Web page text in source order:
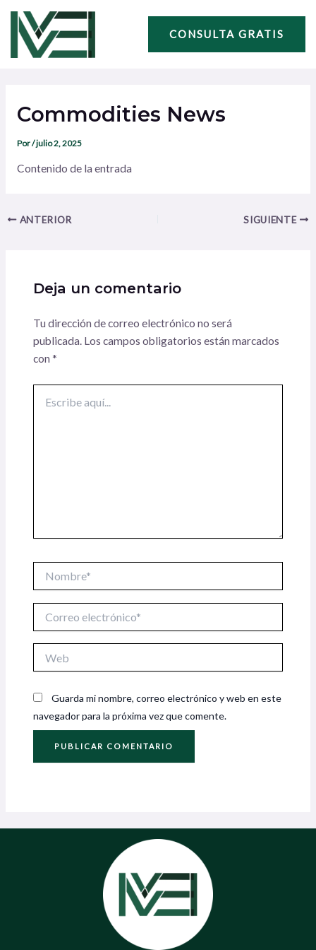
contenido
CONSULTA GRATIS
Commodities News
Por/julio 2, 2025
Contenido de la entrada
entradas
ANTERIOR SIGUIENTE
Deja un comentario
Tu dirección de correo electrónico no será
publicada. Los campos obligatorios están marcados
con *
aquí...
electrónico*
Guarda mi nombre, correo electrónico y web en este
navegador para la próxima vez que comente.